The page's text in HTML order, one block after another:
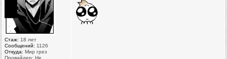
Стаж: 18 лет
Сообщений: 1126
Откуда: Мир грез
Провайдер: Не